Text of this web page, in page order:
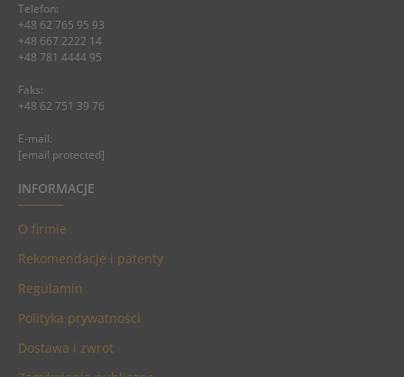
Telefon:
+48 62 765 95 93
+48 667 2222 14
+48 781 4444 95
Faks:
+48 62 751 39 76
E-mail:
[email protected]
INFORMACJE
O firmie
Rekomendacje i patenty
Regulamin
Polityka prywatności
Dostawa i zwrot